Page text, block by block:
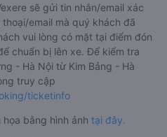
sẽ gửi tin nhắn/email xác
email mà quý khách đã
vui lòng có mặt tại điểm đón
chuẩn bị lên xe. Để kiểm tra
- Hà Nội từ Kim Bảng - Hà
truy cập
ticketinfo
bằng hình ảnh tại đây.